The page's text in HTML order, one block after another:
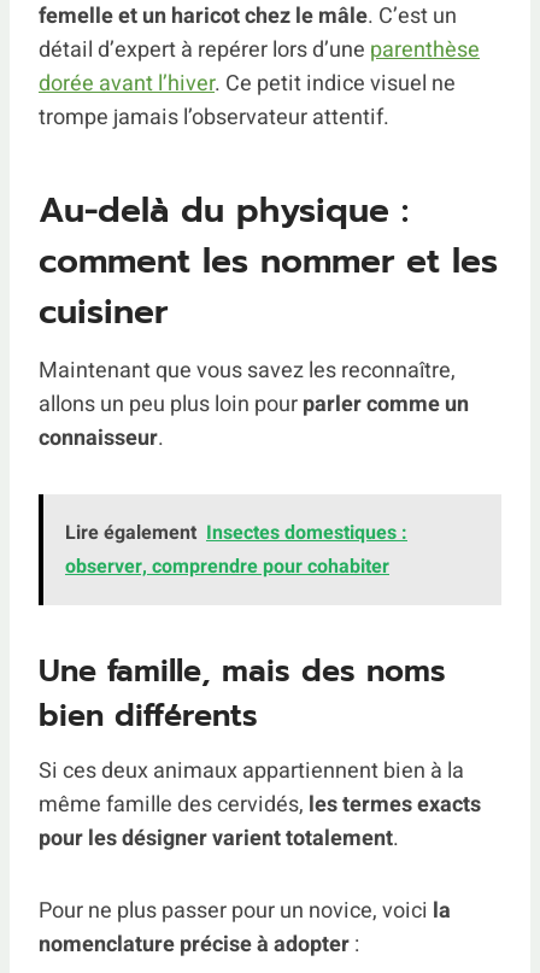
femelle et un haricot chez le mâle. C’est un
détail d’expert à repérer lors d’une parenthèse
dorée avant l’hiver. Ce petit indice visuel ne
trompe jamais l’observateur attentif.
Au-delà du physique :
comment les nommer et les
cuisiner
Maintenant que vous savez les reconnaître,
allons un peu plus loin pourparler comme un
connaisseur.
Lire également Insectes domestiques :
observer, comprendre pour cohabiter
Une famille, mais des noms
bien différents
Si ces deux animaux appartiennent bien à la
même famille des cervidés, les termes exacts
pour les désigner varient totalement.
Pour ne plus passer pour un novice, voici la
nomenclature précise à adopter: